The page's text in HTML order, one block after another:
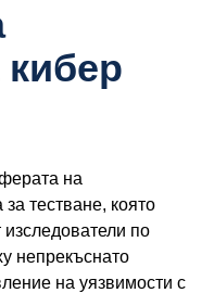
на
тестване, която
по
непрекъснато
на уязвимости с